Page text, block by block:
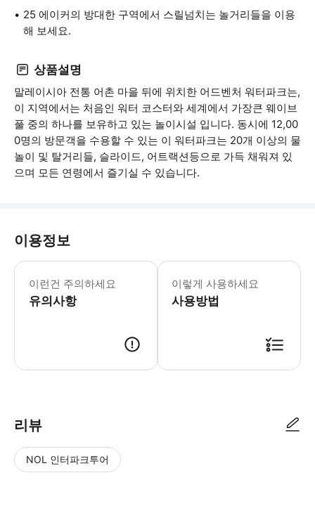
25 에이커의 방대한 구역에서 스릴넘치는 놀거리들을 이용
해 보세요.
상품설명
말레이시아 전통 어촌 마을 뒤에 위치한 어드벤처 워터파크는,
이 지역에서는 처음인 워터 코스터와 세계에서 가장큰 웨이브
풀 중의 하나를 보유하고 있는 놀이시설 입니다. 동시에 12,00
0명의 방문객을 수용할 수 있는 이 워터파크는 20개 이상의 물
놀이 및 탈거리들, 슬라이드, 어트랙션등으로 가득 채워져 있
으며 모든 연령에서 즐기실 수 있습니다.
이용정보
이런건 주의하세요
유의사항
어린이 규정: - 3세 미만 어린이는 무
이렇게 사용하세요
사용방법
리뷰
NOL 인터파크투어